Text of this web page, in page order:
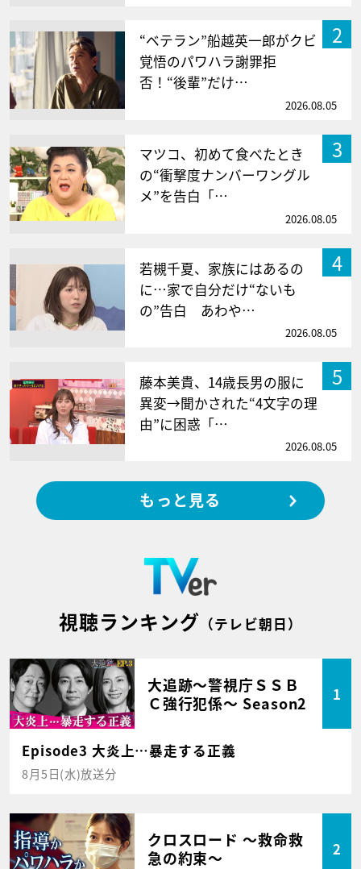
2
“ベテラン”船越英一郎がクビ
覚悟のパワハラ謝罪拒
否！“後輩”だけ…
2026.08.05
3
マツコ、初めて食べたとき
の“衝撃度ナンバーワングル
メ”を告白「…
2026.08.05
4
若槻千夏、家族にはあるの
に…家で自分だけ“ないも
の”告白 あわや…
2026.08.05
5
藤本美貴、14歳長男の服に
異変→聞かされた“4文字の理
由”に困惑「…
2026.08.05
もっと見る
視聴ランキング （テレビ朝日）
大追跡～警視庁ＳＳＢ
Ｃ強行犯係～ Season2
1
Episode3 大炎上…暴走する正義
8月5日(水)放送分
クロスロード ～救命救
急の約束～
2